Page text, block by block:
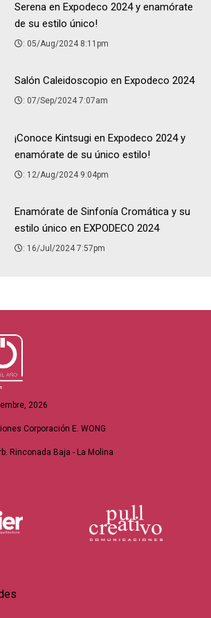
Serena en Expodeco 2024 y enamórate
de su estilo único!
: 05/Aug/2024 8:11pm
Salón Caleidoscopio en Expodeco 2024
: 07/Sep/2024 7:07am
¡Conoce Kintsugi en Expodeco 2024 y
enamórate de su único estilo!
: 12/Aug/2024 9:04pm
Enamórate de Sinfonía Cromática y su
estilo único en EXPODECO 2024
: 16/Jul/2024 7:57pm
2026
Corporación E. WONG
Rinconada Baja - La Molina